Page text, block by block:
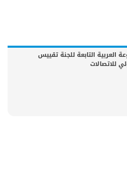
العربية التابعة للجنة تقييس